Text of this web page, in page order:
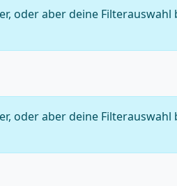
oder aber deine Filterauswahl
oder aber deine Filterauswahl